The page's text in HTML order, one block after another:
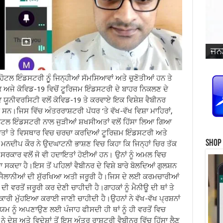
ਹੋਟਲ ਇੰਡਸਟਰੀ ਨੁੂੰ ਜਿਨ੍ਹੀਆਂ ਸੱਮਸਿਆਵਾਂ ਅਤੇ ਚੁਣੋਤੀਆਂ ਹਨ ਤੇ
ਅਜੇ ਕੋਵਿਡ-19 ਵਿਚੋਂ ਟੂਰਿਜਮ ਇੰਡਸਟਰੀ ਦੇ ਬਾਹਰ ਨਿਕਲਣ ਦੇ
ਵਲੋਂ ਕੋਵਿਡ-19 ਤੇ ਕਰਵਾਏ ਇਕ ਵਿਸ਼ੇਸ਼ ਵੈਬੀਨਰ
ਵਿੱਚ ਅੰਤਰਰਾਸ਼ਟਰੀ ਪੱਧਰ ‘ਤੇ ਵੱਖ-ਵੱਖ ਵਿਸ਼ਾ ਮਾਹਿਰਾਂ,
ਇੰਡਸਟਰੀ ਨਾਲ ਜੁੜੀਆਂ ਸ਼ਖਸੀਅਤਾਂ ਵਲੋਂ ਹਿੱਸਾ ਲਿਆ ਗਿਆ
ਤੇ ਵਿਸਥਾਰ ਵਿਚ ਚਰਚਾ ਕਰਦਿਆਂ ਟੂਰਿਜ਼ਮ ਇੰਡਸਟਰੀ ਅਤੇ
ਕੌਰ ਨੇ ਉਦਘਾਟਨੀ ਭਾਸ਼ਣ ਵਿਚ ਕਿਹਾ ਕਿ ਜਿਨ੍ਹਾਂ ਚਿਰ ਤੱਕ
ਸਰਕਾਰ ਵਲੋਂ ਜੋ ਵੀ ਹਦਾਇਤਾਂ ਹੋਈਆਂ ਹਨ। ਉਨਾਂ ਨੂੰ ਅਮਲ ਵਿਚ
ਸਕਦਾ ਹੈ।ਇਸ ਤੋਂ ਪਹਿਲਾਂ ਵੈਬੀਨਰ ਦੇ ਵਿਸ਼ੇ ਬਾਰੇ ਬੋਲਦਿਆਂ ਗੁਲਸ਼ਨ
ਦੀ ਸੁੱਰਖਿਆ ਅਤੀ ਜਰੂਰੀ ਹੈ।ਜਿਸ ਦੇ ਲਈ ਕਰਮਚਾਰੀਆਂ
ਵਰਤੋਂ ਜਰੂਰੀ ਕਰ ਦੇਣੀ ਚਾਹੀਦੀ ਹੈ।ਗਾਹਕਾਂ ਨੂੰ ਮੈਨੀਊ ਦੀ ਥਾਂ ਤੇ
ਮੁੱਹਇਆ ਕਰਾਈ ਜਾਣੀ ਚਾਹੀਦੀ ਹੈ।ਉਹਨਾਂ ਨੇ ਵੱਖ-ਵੱਖ ਪ੍ਰਸ਼ਨਾਂ
ਨੂੰ ਅਪਣਾਉਣ ਲਈ ਪੰਜਾਹ ਫੀਸਦੀ ਹੀ ਥਾਂ ਨੂੰ ਹੀ ਵਰਤੋਂ ਵਿਚ
ਦੇਸ਼ ਅਤੇ ਵਿਦੇਸ਼ਾਂ ਤੋਂ ਇਸ ਅੰਤਰ ਰਾਸ਼ਟਰੀ ਵੈਬੀਨਰ ਵਿੱਚ ਹਿੱਸਾ ਲੈਣ